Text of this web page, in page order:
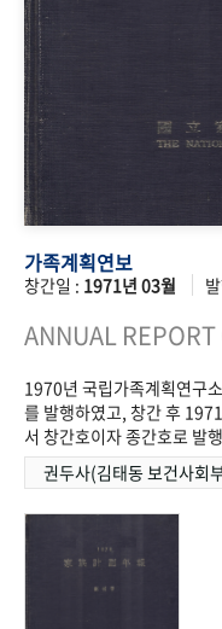
가족계획연보
창간일 : 1971년 03월
ANNUAL
1970년 국립가족계획연구
를 발행하였고, 창간 후
서 창간호이자 종간호로 발행
권두사(김태동 보건사회